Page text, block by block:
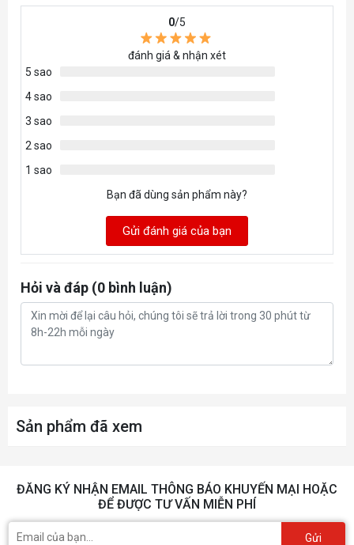
0/5
đánh giá & nhận xét
5 sao
4 sao
3 sao
2 sao
1 sao
Bạn đã dùng sản phẩm này?
Gửi đánh giá của bạn
Hỏi và đáp (0 bình luận)
Sản phẩm đã xem
ĐĂNG KÝ NHẬN EMAIL THÔNG BÁO KHUYẾN MẠI HOẶC
ĐỂ ĐƯỢC TƯ VẤN MIỄN PHÍ
Gửi